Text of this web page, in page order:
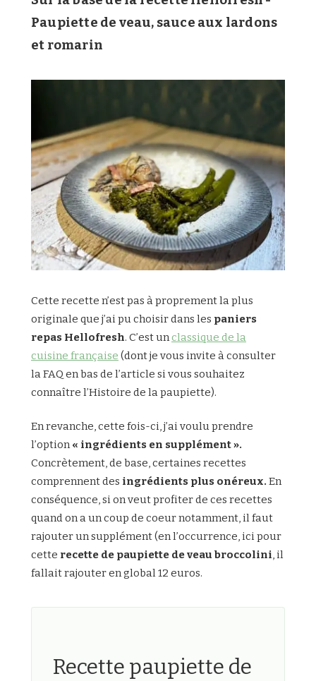
Paupiette de veau, sauce aux lardons
et romarin
Cette recette n’est pas à proprement la plus
originale que j’ai pu choisir dans les paniers
repas Hellofresh. C’est unclassique de la
cuisine française (dont je vous invite à consulter
la FAQ en bas de l’article si vous souhaitez
connaître l’Histoire de la paupiette).
En revanche, cette fois-ci, j’ai voulu prendre
l’option« ingrédients en supplément ».
Concrètement, de base, certaines recettes
comprennent des ingrédients plus onéreux. En
conséquence, si on veut profiter de ces recettes
quand on a un coup de coeur notamment, il faut
rajouter un supplément (en l’occurrence, ici pour
cette recette de paupiette de veau broccolini, il
fallait rajouter en global 12 euros.
Recette paupiette de